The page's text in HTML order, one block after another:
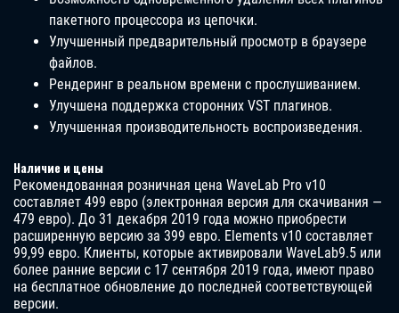
пакетного процессора из цепочки.
Улучшенный предварительный просмотр в браузере
файлов.
Рендеринг в реальном времени с прослушиванием.
Улучшена поддержка сторонних VST плагинов.
Улучшенная производительность воспроизведения.
Наличие и цены
Рекомендованная розничная цена WaveLab Pro v10
составляет 499 евро (электронная версия для скачивания —
479 евро). До 31 декабря 2019 года можно приобрести
расширенную версию за 399 евро. Elements v10 составляет
99,99 евро. Клиенты, которые активировали WaveLab9.5 или
более ранние версии с 17 сентября 2019 года, имеют право
на бесплатное обновление до последней соответствующей
версии.